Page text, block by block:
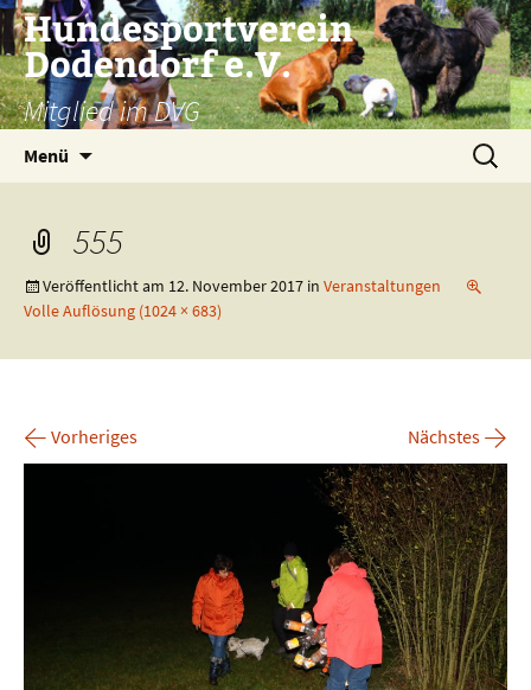
Zum
Inhalt
springen
Hundesportverein
Dodendorf e.V.
Mitglied im DVG
Menü
Suchen
nach:
555
Veröffentlicht am 12. November 2017 in Veranstaltungen
Volle Auflösung (1024 × 683)
← Vorheriges Nächstes →